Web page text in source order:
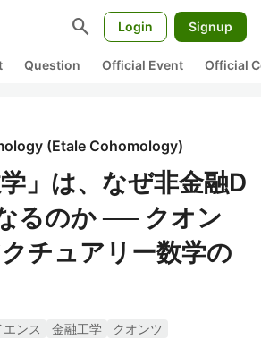
search Login Signup
Question Official Event Official
(Etale Cohomology)
学」は、なぜ非金融D
るのか ── クオン
チュアリー数学の
ンス 金融工学
クオンツ